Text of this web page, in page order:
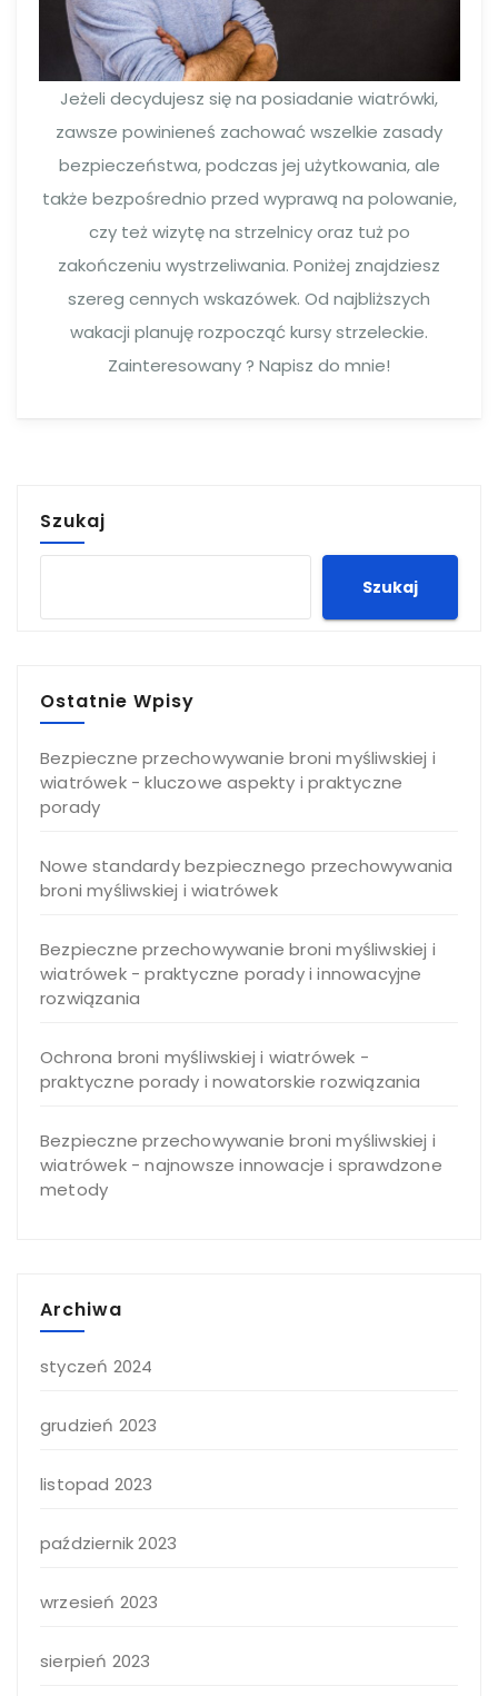
Jeżeli decydujesz się na posiadanie wiatrówki,
zawsze powinieneś zachować wszelkie zasady
bezpieczeństwa, podczas jej użytkowania, ale
także bezpośrednio przed wyprawą na polowanie,
czy też wizytę na strzelnicy oraz tuż po
zakończeniu wystrzeliwania. Poniżej znajdziesz
szereg cennych wskazówek. Od najbliższych
wakacji planuję rozpocząć kursy strzeleckie.
Zainteresowany ? Napisz do mnie!
Szukaj
Szukaj
Ostatnie Wpisy
Bezpieczne przechowywanie broni myśliwskiej i
wiatrówek - kluczowe aspekty i praktyczne
porady
Nowe standardy bezpiecznego przechowywania
broni myśliwskiej i wiatrówek
Bezpieczne przechowywanie broni myśliwskiej i
wiatrówek - praktyczne porady i innowacyjne
rozwiązania
Ochrona broni myśliwskiej i wiatrówek -
praktyczne porady i nowatorskie rozwiązania
Bezpieczne przechowywanie broni myśliwskiej i
wiatrówek - najnowsze innowacje i sprawdzone
metody
Archiwa
styczeń 2024
grudzień 2023
listopad 2023
październik 2023
wrzesień 2023
sierpień 2023